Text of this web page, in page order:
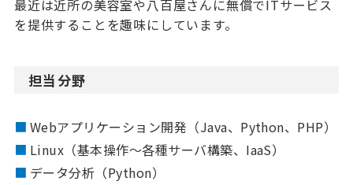
最近は近所の美容室や八百屋さんに無償でITサービス
を提供することを趣味にしています。
担当分野
Webアプリケーション開発（Java、Python、PHP）
Linux（基本操作～各種サーバ構築、IaaS）
データ分析（Python）